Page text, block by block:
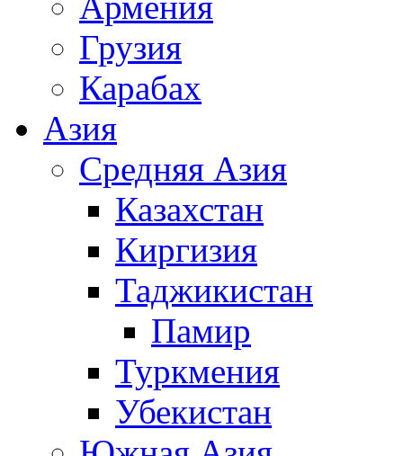
Грузия
Карабах
Азия
Средняя Азия
Казахстан
Киргизия
Таджикистан
Памир
Туркмения
Убекистан